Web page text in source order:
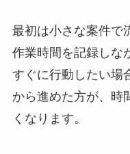
最初は小さな案件で
作業時間を記録しな
すぐに行動したい場
から進めた方が、時
くなります。